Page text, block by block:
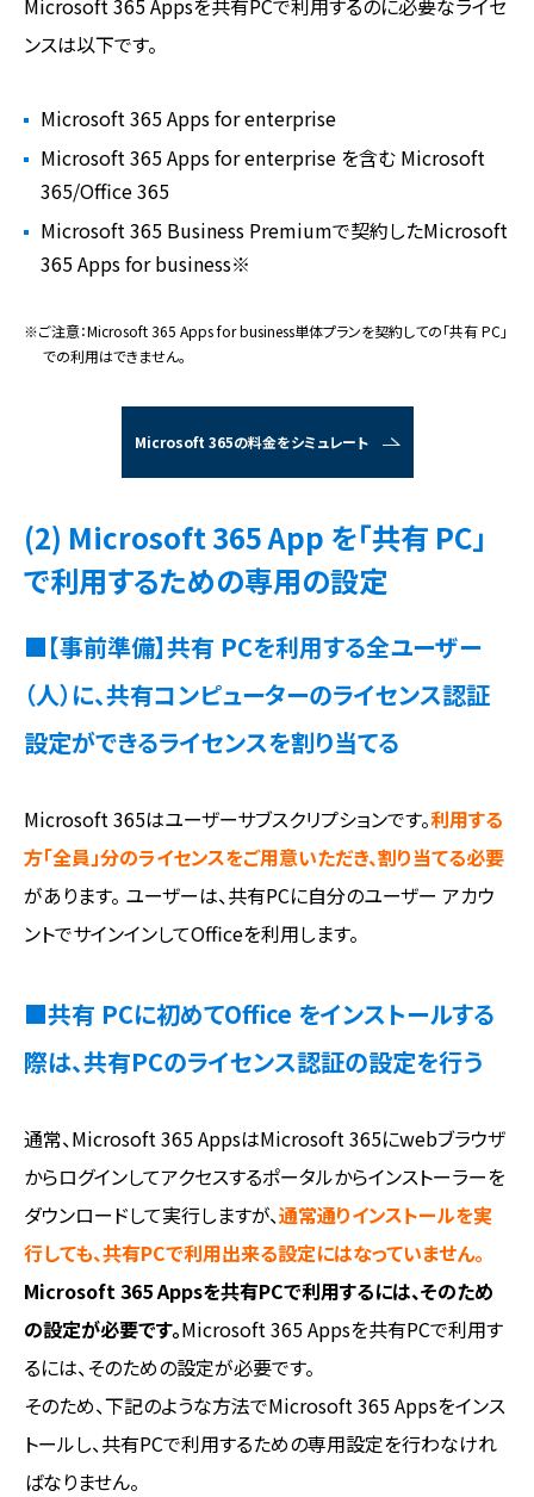
Microsoft 365 Appsを共有PCで利用するのに必要なライセ
ンスは以下です。
Microsoft 365 Apps for enterprise
Microsoft 365 Apps for enterprise を含む Microsoft
365/Office 365
Microsoft 365 Business Premiumで契約したMicrosoft
365 Apps for business※
※ご注意：Microsoft 365 Apps for business単体プランを契約しての「共有 PC」
での利用はできません。
Microsoft 365の料金をシミュレート
(2) Microsoft 365 App を「共有 PC」
で利用するための専用の設定
■【事前準備】共有 PCを利用する全ユーザー
（人）に、共有コンピューターのライセンス認証
設定ができるライセンスを割り当てる
Microsoft 365はユーザーサブスクリプションです。利用する
方「全員」分のライセンスをご用意いただき、割り当てる必要
があります。 ユーザーは、共有PCに自分のユーザー アカウ
ントでサインインしてOfficeを利用します。
■共有 PCに初めてOffice をインストールする
際は、共有PCのライセンス認証の設定を行う
通常、Microsoft 365 AppsはMicrosoft 365にwebブラウザ
からログインしてアクセスするポータルからインストーラーを
ダウンロードして実行しますが、通常通りインストールを実
行しても、共有PCで利用出来る設定にはなっていません。
Microsoft 365 Appsを共有PCで利用するには、そのため
の設定が必要です。Microsoft 365 Appsを共有PCで利用す
るには、そのための設定が必要です。
そのため、下記のような方法でMicrosoft 365 Appsをインス
トールし、共有PCで利用するための専用設定を行わなけれ
ばなりません。